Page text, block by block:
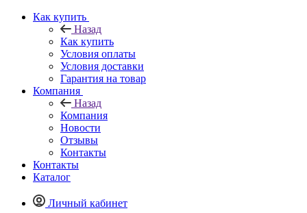
Как купить
Назад
Как купить
Условия оплаты
Условия доставки
Гарантия на товар
Компания
Назад
Компания
Новости
Отзывы
Контакты
Контакты
Каталог
Личный кабинет